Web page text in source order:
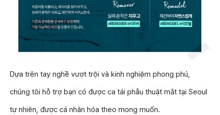
Dựa trên tay nghề vượt trội và kinh nghiệm phong phú,
chúng tôi hỗ trợ bạn có được ca tái phẫu thuật mắt tại Seoul
tự nhiên, được cá nhân hóa theo mong muốn.